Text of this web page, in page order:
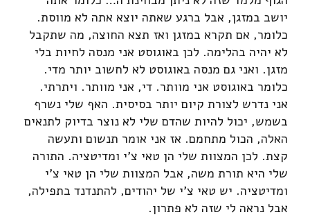
יושב במזגן, אבל ברגע שאתה יוצא אתה לא מווסת.
כלומר, אם תקרא במזגן ואז תצא החוצה, מה שתקבל
לא יהיה בהלימה. לכן באוגוסט אני מנסה לחיות בלי
מזגן. ואני גם מנסה באוגוסט לא לחשוב יותר מדי.
כלומר באוגוסט אני מוותר. די, אני מוותר. ויתרתי.
אני נדרש לצורת קיום יותר בסיסית. האף שלי נשרף
בשמש, יכול להיות שהדם שלי לא נוצר בדיוק לתנאים
האלה, הכול מתחמם. אז אני אומר תנשום ותעשה
קצת. לכן המצוות שלי הן טאי צ'י ומדיטציה. התורה
שלי היא תורת משה, אבל המצוות שלי הן טאי צ'י
ומדיטציה. יש טאי צ'י של יהודים, להתנדנד בתפילה,
אבל נראה לי שזה לא פתרון.